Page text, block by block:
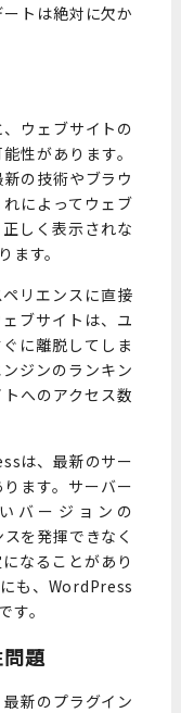
トは絶対に欠か
ウェブサイトの
性があります。
の技術やブラウ
によってウェブ
しく表示されな
す。
リエンスに直接
ブサイトは、ユ
に離脱してしま
ジンのランキン
へのアクセス数
は、最新のサー
ます。サーバー
バージョンの
を発揮できなく
なることがあり
も、WordPress
す。
題
新のプラグイン